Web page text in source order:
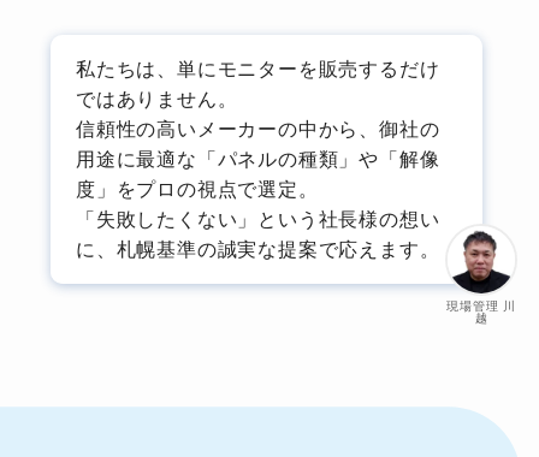
現場管理 川
越
私たちは、単にモニターを販売するだけ
ではありません。
信頼性の高いメーカーの中から、御社の
用途に最適な「パネルの種類」や「解像
度」をプロの視点で選定。
「失敗したくない」という社長様の想い
に、札幌基準の誠実な提案で応えます。